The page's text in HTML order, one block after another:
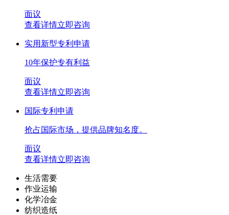
面议
查看详情立即咨询
实用新型专利申请
10年保护专有利益
面议
查看详情立即咨询
国际专利申请
抢占国际市场，提供品牌知名度。
面议
查看详情立即咨询
生活需要
作业运输
化学冶金
纺织造纸